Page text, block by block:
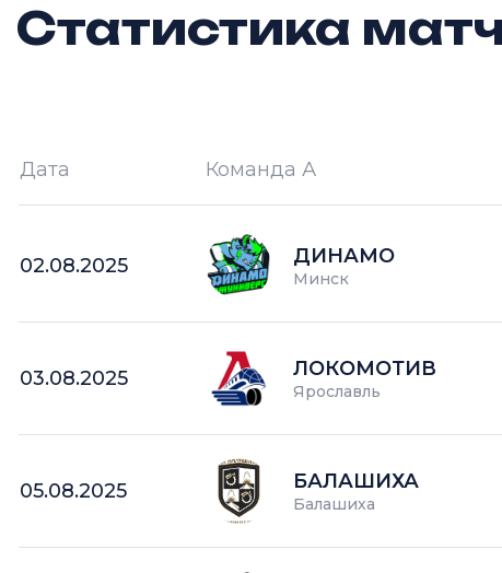
Статистика
Дата Команда А
02.08.2025 ДИНАМО
Минск
03.08.2025 ЛОКОМОТИВ
Ярославль
05.08.2025 БАЛАШИХА
Балашиха